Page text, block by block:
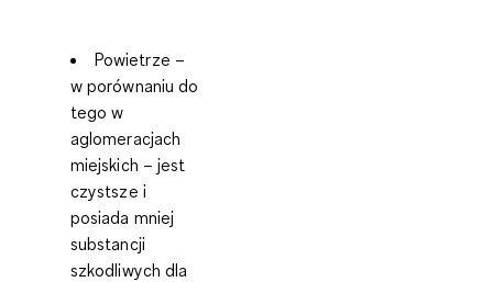
Powietrze –
w porównaniu do
tego w
aglomeracjach
miejskich – jest
czystsze i
posiada mniej
substancji
szkodliwych dla